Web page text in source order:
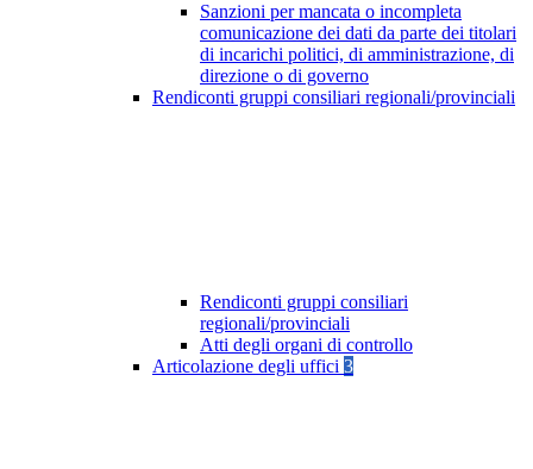
Sanzioni per mancata o incompleta
comunicazione dei dati da parte dei titolari
di incarichi politici, di amministrazione, di
direzione o di governo
Rendiconti gruppi consiliari regionali/provinciali
Rendiconti gruppi consiliari
regionali/provinciali
Atti degli organi di controllo
Articolazione degli uffici 3